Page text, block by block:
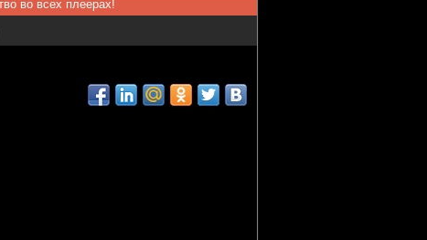
во всех плеерах!